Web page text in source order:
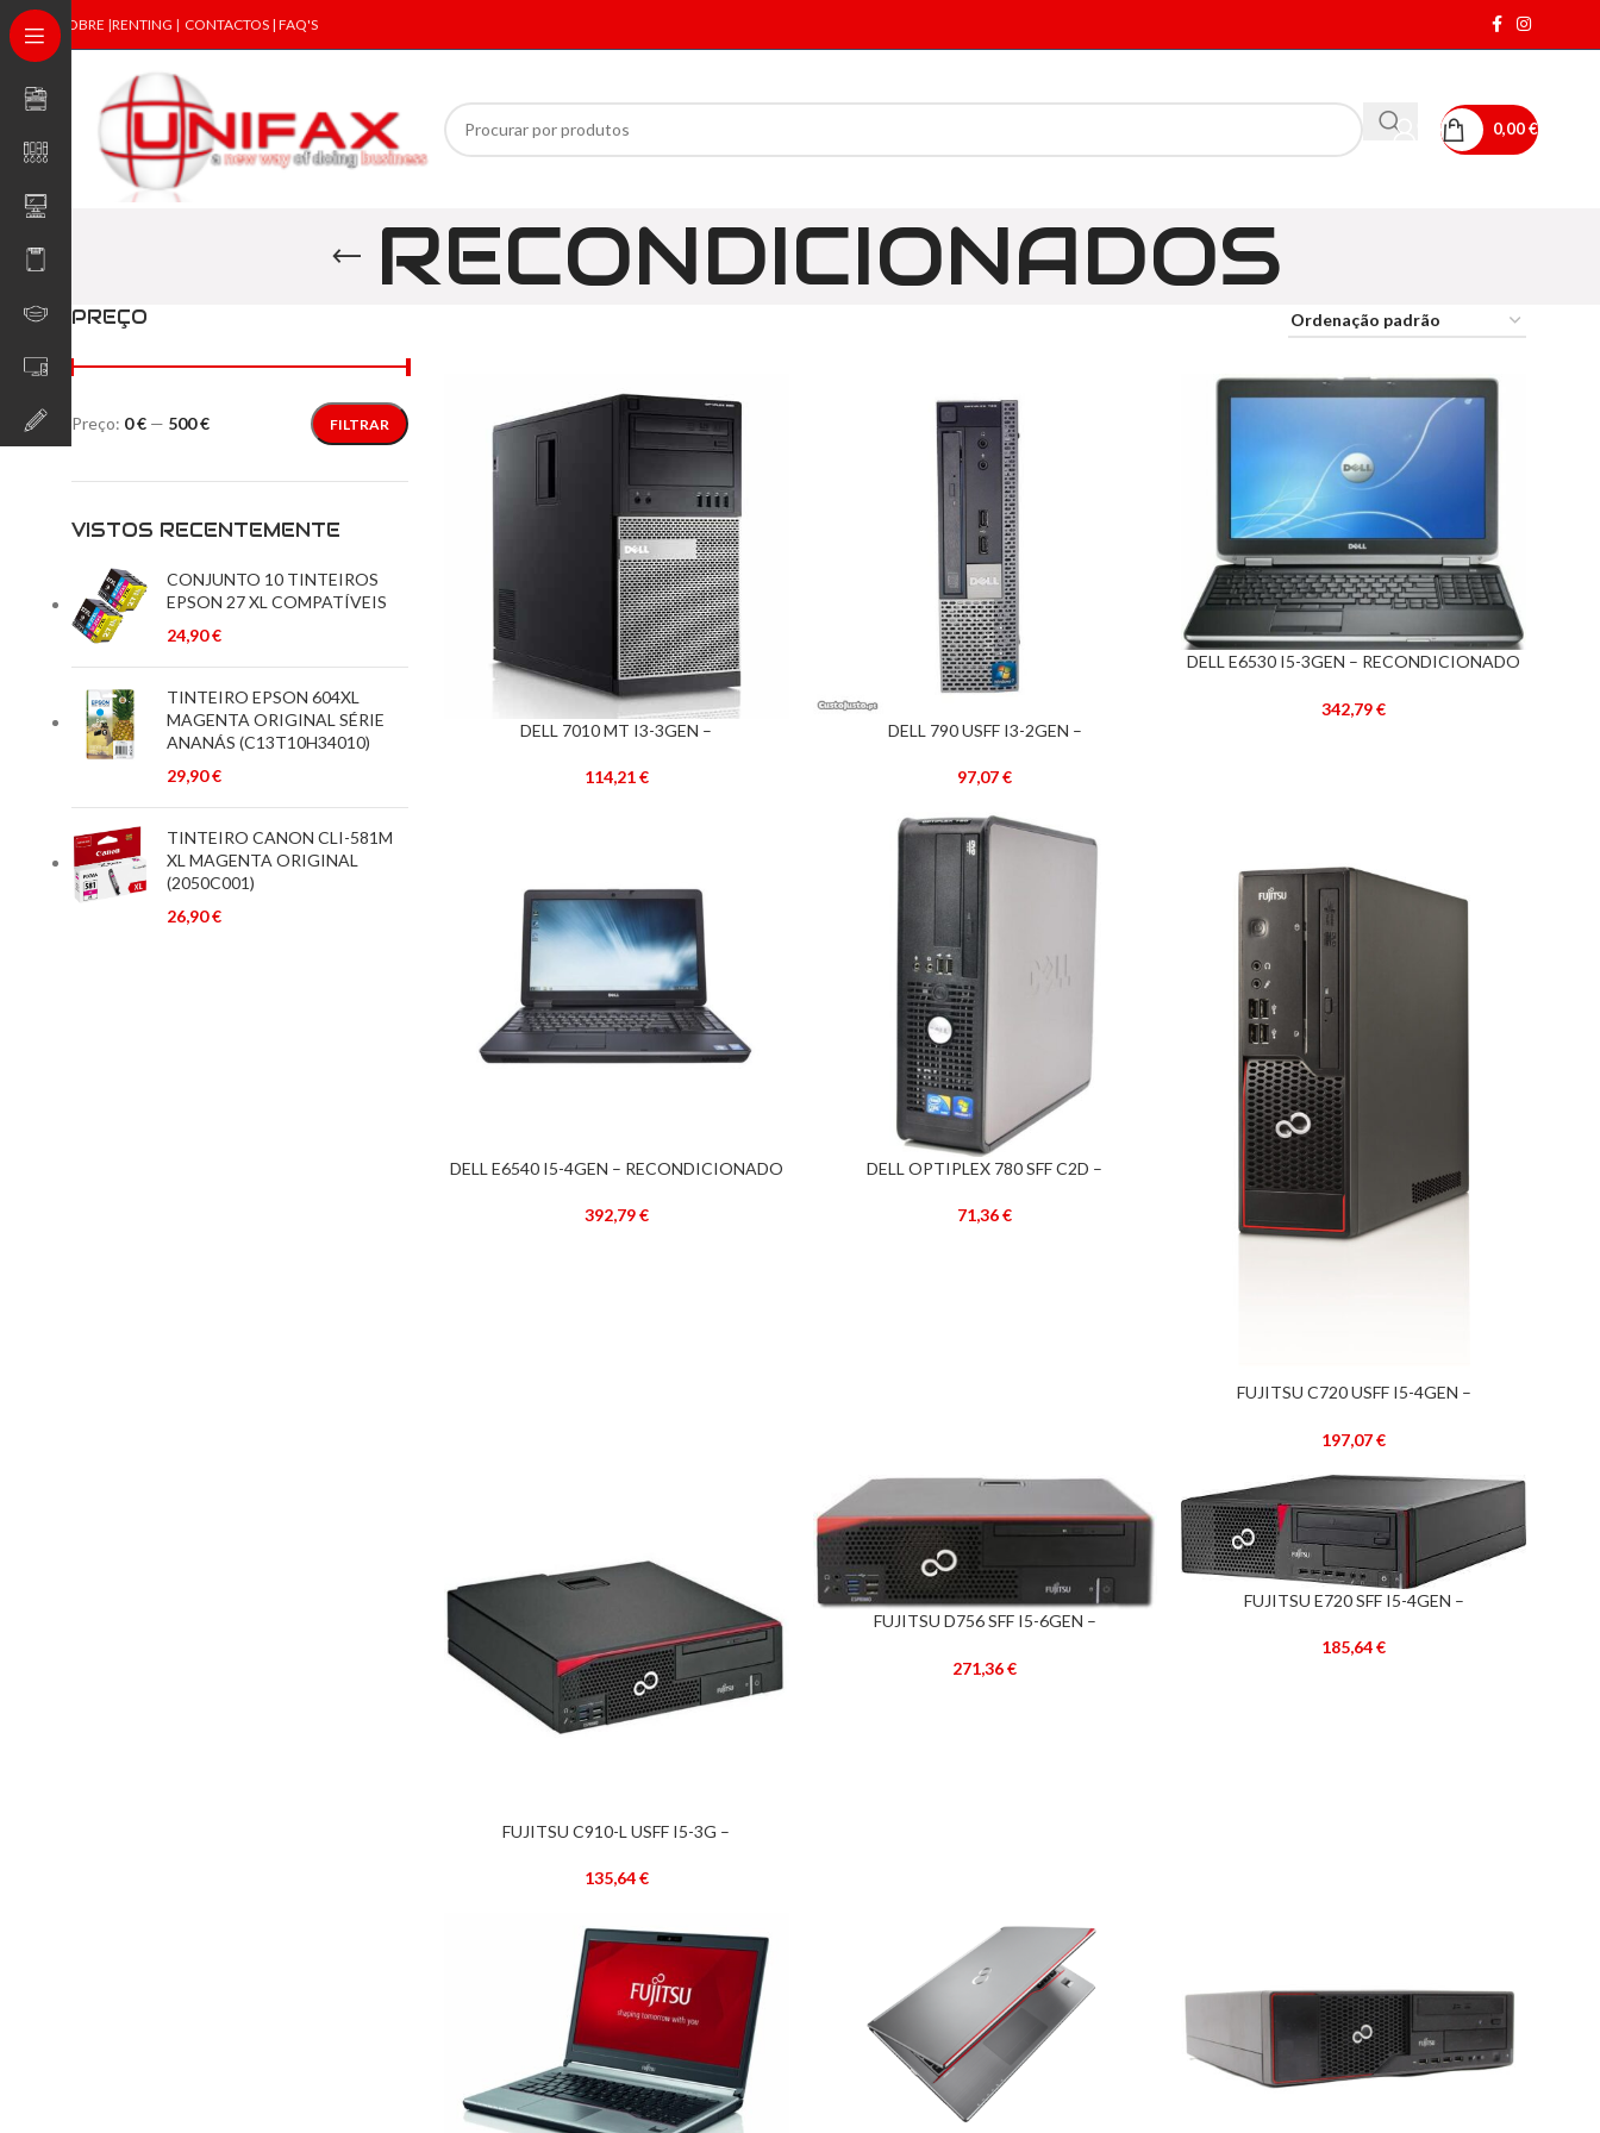
SOBRE |RENTING | CONTACTOS | FAQ'S
0,00€
RECONDICIONADOS
PREÇO
FILTRAR
Preço: 0 € — 500 €
VISTOS RECENTEMENTE
CONJUNTO 10 TINTEIROS
EPSON 27 XL COMPATÍVEIS
24,90€
TINTEIRO EPSON 604XL
MAGENTA ORIGINAL SÉRIE
ANANÁS (C13T10H34010)
29,90€
TINTEIRO CANON CLI-581M
XL MAGENTA ORIGINAL
(2050C001)
26,90€
ADICIONARDELL 7010 MT I3-3GEN –
114,21€
ADICIONARDELL 790 USFF I3-2GEN –
97,07€
ADICIONAR
DELL E6530 I5-3GEN – RECONDICIONADO
342,79€
ADICIONAR
DELL E6540 I5-4GEN – RECONDICIONADO
392,79€
ADICIONARDELL OPTIPLEX 780 SFF C2D –
71,36€
ADICIONARFUJITSU C720 USFF I5-4GEN –
197,07€
ADICIONARFUJITSU C910-L USFF I5-3G –
135,64€
ADICIONARFUJITSU D756 SFF I5-6GEN –
271,36€
ADICIONARFUJITSU E720 SFF I5-4GEN –
185,64€